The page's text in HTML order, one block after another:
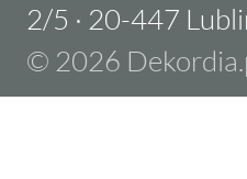
2/5 · 20-447
© 2026